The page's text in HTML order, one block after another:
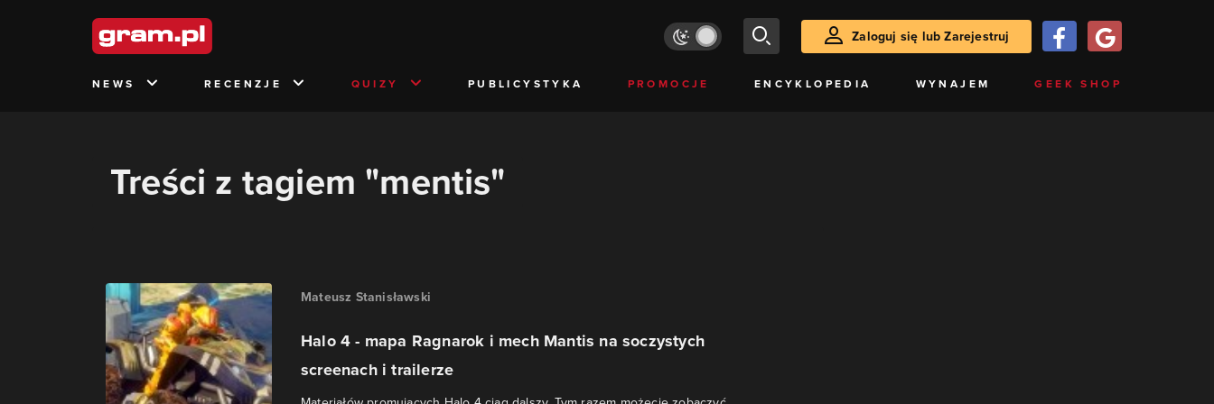
Zaloguj się lub Zarejestruj
NEWS RECENZJE QUIZY PUBLICYSTYKA PROMOCJE ENCYKLOPEDIA WYNAJEM GEEK SHOP
Treści z tagiem "mentis"
Mateusz Stanisławski
Halo 4 - mapa Ragnarok i mech Mantis na soczystych
screenach i trailerze